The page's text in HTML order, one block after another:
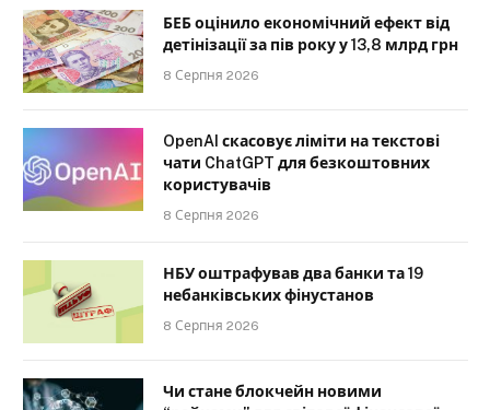
БЕБ оцінило економічний ефект від
детінізації за пів року у 13,8 млрд грн
8 Серпня 2026
OpenAI скасовує ліміти на текстові
чати ChatGPT для безкоштовних
користувачів
8 Серпня 2026
НБУ оштрафував два банки та 19
небанківських фінустанов
8 Серпня 2026
Чи стане блокчейн новими